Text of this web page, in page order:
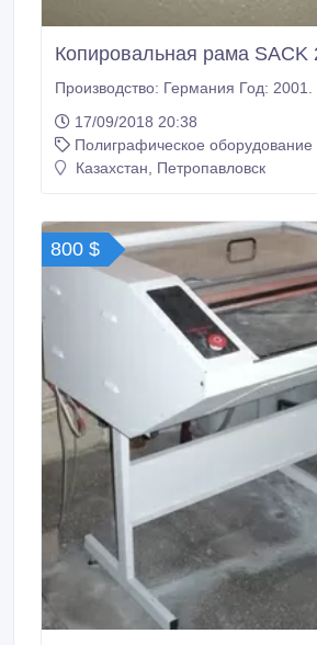
Копировальная рама SACK
Производство: Германия Год: 2001.
17/09/2018 20:38
Полиграфическое оборудование
Казахстан, Петропавловск
800 $